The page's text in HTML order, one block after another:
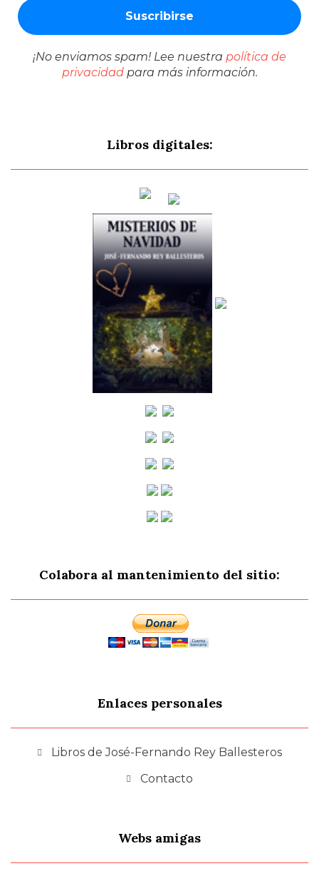
¡No enviamos spam! Lee nuestra política de
privacidadpara más información.
Libros digitales:
Colabora al mantenimiento del sitio:
Enlaces personales
Libros de José-Fernando Rey Ballesteros
Contacto
Webs amigas